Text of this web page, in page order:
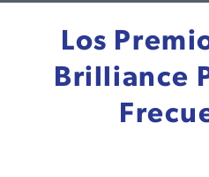
Tzedek Social
Los
Brilliance